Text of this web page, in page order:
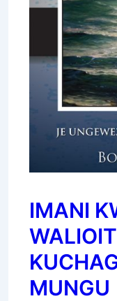
IMANI
MUNGU